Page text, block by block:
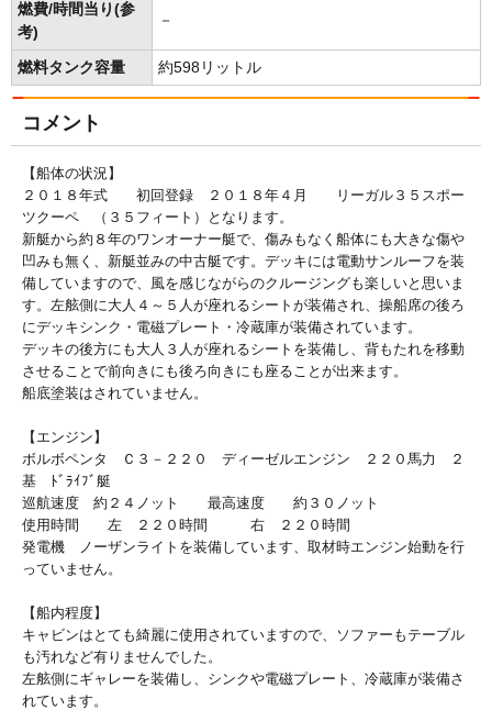
燃費/時間当り(参
考)
－
燃料タンク容量 約598リットル
コメント
【船体の状況】
２０１８年式 初回登録 ２０１８年４月 リーガル３５スポー
ツクーペ （３５フィート）となります。
新艇から約８年のワンオーナー艇で、傷みもなく船体にも大きな傷や
凹みも無く、新艇並みの中古艇です。デッキには電動サンルーフを装
備していますので、風を感じながらのクルージングも楽しいと思いま
す。左舷側に大人４～５人が座れるシートが装備され、操船席の後ろ
にデッキシンク・電磁プレート・冷蔵庫が装備されています。
デッキの後方にも大人３人が座れるシートを装備し、背もたれを移動
させることで前向きにも後ろ向きにも座ることが出来ます。
船底塗装はされていません。
【エンジン】
ボルボペンタ Ｃ３－２２０ ディーゼルエンジン ２２０馬力 ２
基 ﾄﾞﾗｲﾌﾞ艇
巡航速度 約２４ノット 最高速度 約３０ノット
使用時間 左 ２２０時間 右 ２２０時間
発電機 ノーザンライトを装備しています、取材時エンジン始動を行
っていません。
【船内程度】
キャビンはとても綺麗に使用されていますので、ソファーもテーブル
も汚れなど有りませんでした。
左舷側にギャレーを装備し、シンクや電磁プレート、冷蔵庫が装備さ
れています。